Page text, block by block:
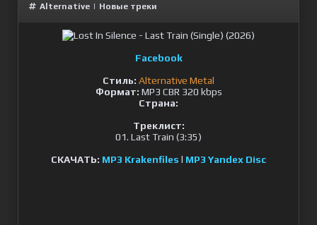
Alternative | Новые треки
Facebook
Стиль: Alternative Metal
Формат: MP3 CBR 320 kbps
Страна:
Треклист:
01. Last Train (3:35)
СКАЧАТЬ: MP3 Krakenfiles l MP3 Yandex Disc